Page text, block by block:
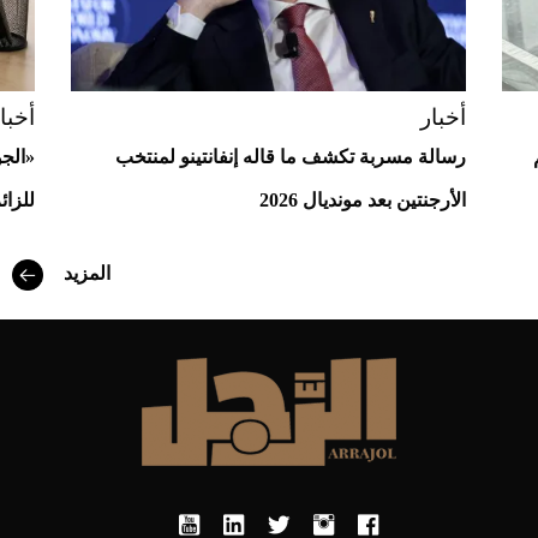
أخبار
رسالة مسربة تكشف ما قاله إنفانتينو لمنتخب
الأرجنتين بعد مونديال 2026
المزيد